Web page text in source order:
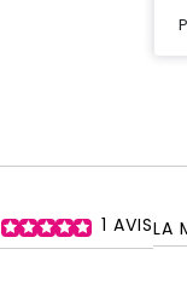
1 AVISLA